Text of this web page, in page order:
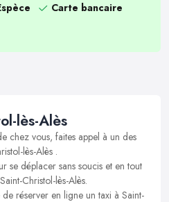
Carte bancaire
lès-Alès
chez vous, faites appel à un des
lès-Alès .
se déplacer sans soucis et en tout
Christol-lès-Alès.
réserver en ligne un taxi à Saint-